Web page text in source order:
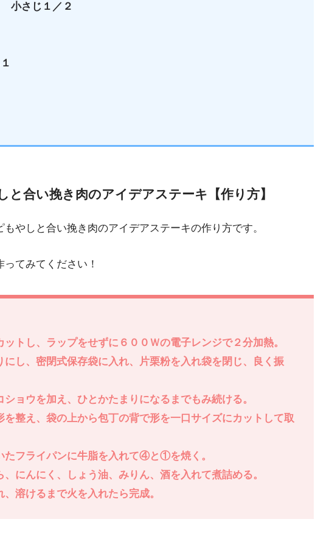
さじ１／２
と合い挽き肉のアイデアステーキ【作り方】
やしと合い挽き肉のアイデアステーキの作り方です。
てみてください！
トし、ラップをせずに６００Ｗの電子レンジで２分加熱。
し、密閉式保存袋に入れ、片栗粉を入れ袋を閉じ、良く振
ョウを加え、ひとかたまりになるまでもみ続ける。
整え、袋の上から包丁の背で形を一口サイズにカットして取
フライパンに牛脂を入れて④と①を焼く。
にんにく、しょう油、みりん、酒を入れて煮詰める。
溶けるまで火を入れたら完成。